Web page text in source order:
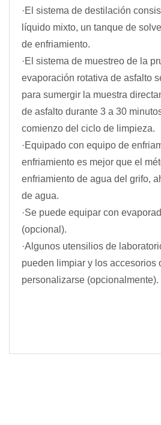
·El sistema de destilación
líquido mixto, un tanque de
de enfriamiento.
·El sistema de muestreo de la
evaporación rotativa de asfalto
para sumergir la muestra
de asfalto durante 3 a 30
comienzo del ciclo de limpieza.
·Equipado con equipo de
enfriamiento es mejor que el
enfriamiento de agua del grifo,
de agua.
·Se puede equipar con
(opcional).
·Algunos utensilios de
pueden limpiar y los accesorios
personalizarse (opcionalmente).